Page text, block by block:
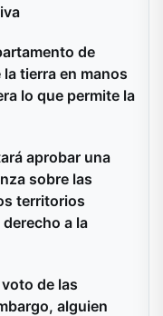
de
tierra en manos
lo que permite la
aprobar una
sobre las
territorios
a la
de las
alguien